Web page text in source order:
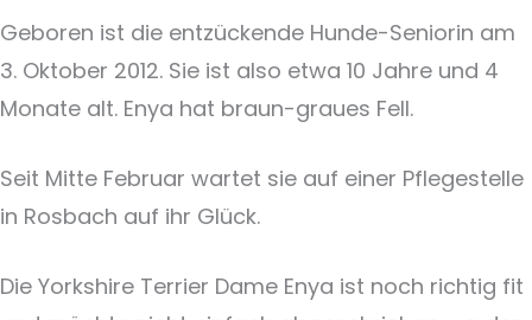
Geboren ist die entzückende Hunde-Seniorin am
3. Oktober 2012. Sie ist also etwa 10 Jahre und 4
Monate alt. Enya hat braun-graues Fell.
Seit Mitte Februar wartet sie auf einer Pflegestelle
in Rosbach auf ihr Glück.
Die Yorkshire Terrier Dame Enya ist noch richtig fit